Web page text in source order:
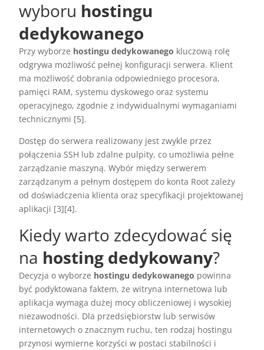
wyboru hostingu
dedykowanego
Przy wyborze hostingu dedykowanego kluczową rolę
odgrywa możliwość pełnej konfiguracji serwera. Klient
ma możliwość dobrania odpowiedniego procesora,
pamięci RAM, systemu dyskowego oraz systemu
operacyjnego, zgodnie z indywidualnymi wymaganiami
technicznymi [5].
Dostęp do serwera realizowany jest zwykle przez
połączenia SSH lub zdalne pulpity, co umożliwia pełne
zarządzanie maszyną. Wybór między serwerem
zarządzanym a pełnym dostępem do konta Root zależy
od doświadczenia klienta oraz specyfikacji projektowanej
aplikacji [3][4].
Kiedy warto zdecydować się
na hosting dedykowany?
Decyzja o wyborze hostingu dedykowanego powinna
być podyktowana faktem, że witryna internetowa lub
aplikacja wymaga dużej mocy obliczeniowej i wysokiej
niezawodności. Dla przedsiębiorstw lub serwisów
internetowych o znacznym ruchu, ten rodzaj hostingu
przynosi wymierne korzyści w postaci stabilności i